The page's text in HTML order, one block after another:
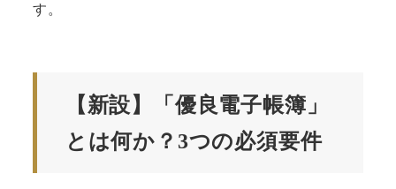
す。
【新設】「優良電子帳簿」
とは何か？3つの必須要件